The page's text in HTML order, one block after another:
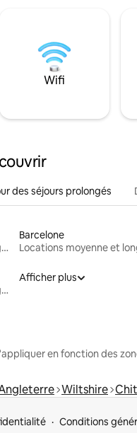
Wifi
des séjours prolongés
Locations moyenne et longue durée
Barcelone
Locations moyenne et longue durée
Afficher plus
en fonction des
Wiltshire
Conditions